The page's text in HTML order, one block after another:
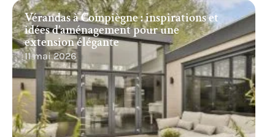
Vérandas à Compiègne : inspirations et
idées d’aménagement pour une
extension élégante
11 mai 2026